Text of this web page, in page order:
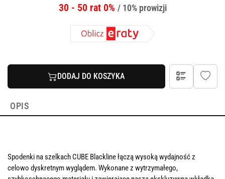
30 - 50 rat 0% / 10% prowizji
DODAJ DO KOSZYKA
OPIS
Spodenki na szelkach CUBE Blackline łączą wysoką wydajność z
celowo dyskretnym wyglądem. Wykonane z wytrzymałego,